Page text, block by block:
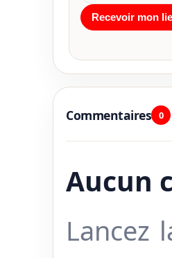
Commentaires 0
Aucun
Lancez